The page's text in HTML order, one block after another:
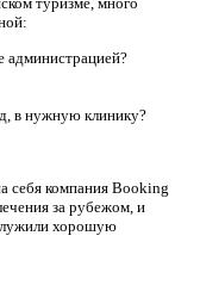
администрацией?
в нужную клинику?
себя компания Booking
за рубежом, и
хорошую